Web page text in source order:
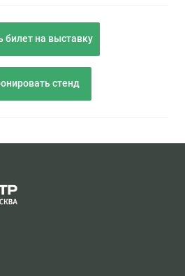
билет на выставку
стенд